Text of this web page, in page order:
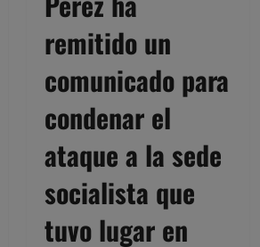
remitido un
comunicado para
condenar el
ataque a la sede
socialista que
tuvo lugar en